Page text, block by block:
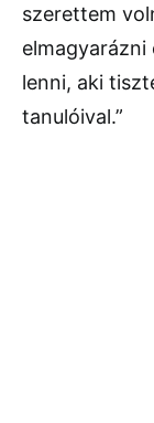
szerettem
lenni, aki
tanulóival.”